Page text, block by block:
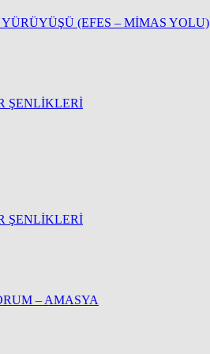
(EFES – MİMAS YOLU)
ŞENLİKLERİ
ŞENLİKLERİ
– AMASYA